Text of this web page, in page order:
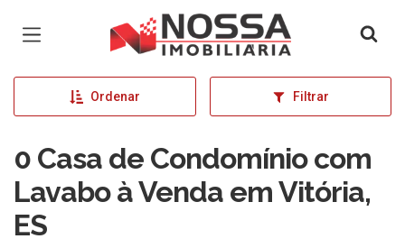
Página inicial
Ordenar Filtrar
0 Casa de Condomínio com
Lavabo à Venda em Vitória,
ES